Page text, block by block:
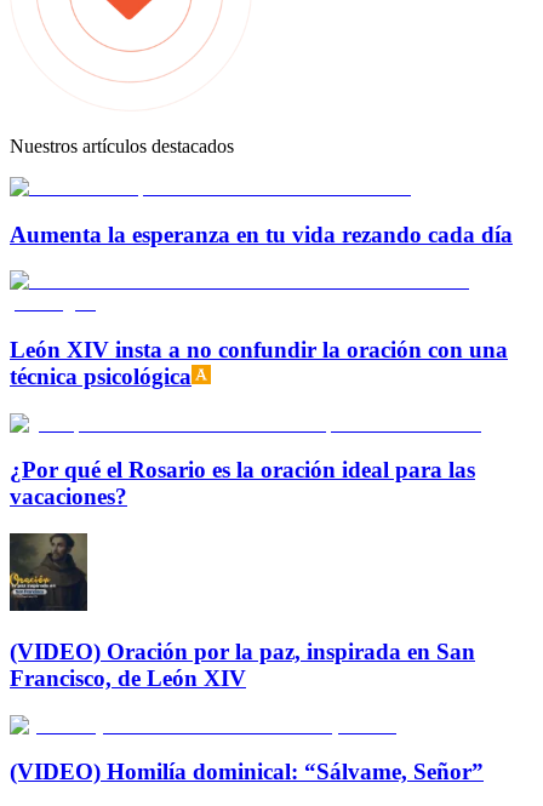
Nuestros artículos destacados
Aumenta la esperanza en tu vida rezando cada día
León XIV insta a no confundir la oración con una
técnica psicológica
¿Por qué el Rosario es la oración ideal para las
vacaciones?
(VIDEO) Oración por la paz, inspirada en San
Francisco, de León XIV
(VIDEO) Homilía dominical: “Sálvame, Señor”